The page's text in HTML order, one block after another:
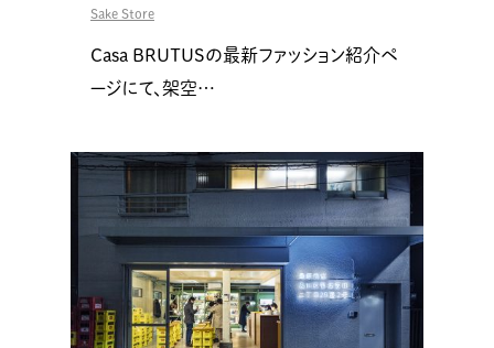
Sake Store
Casa BRUTUSの最新ファッション紹介ペ
ージにて、架空…